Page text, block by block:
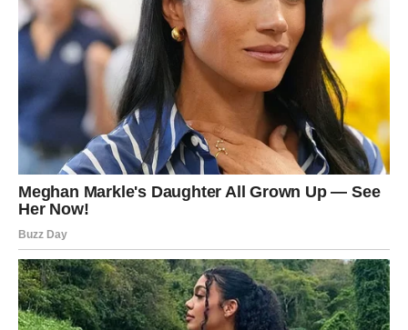
da se život kreće u pravcu koji vam donosi mir, sigurnost i
sreću. Nećete biti razočarani.